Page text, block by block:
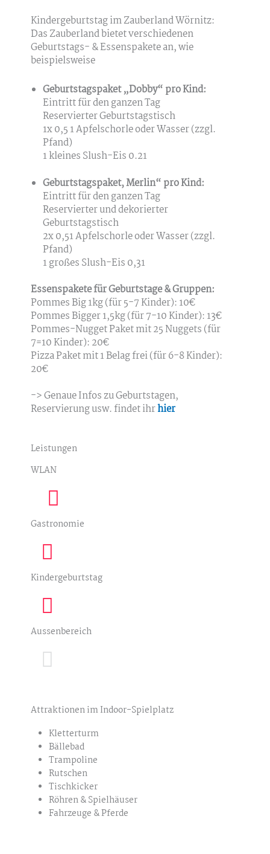
Kindergeburtstag im Zauberland Wörnitz:
Das Zauberland bietet verschiedenen
Geburtstags- & Essenspakete an, wie
beispielsweise
Geburtstagspaket „Dobby“ pro Kind:
Eintritt für den ganzen Tag
Reservierter Geburtstagstisch
1x 0,5 1 Apfelschorle oder Wasser (zzgl.
Pfand)
1 kleines Slush-Eis 0.21
Geburtstagspaket, Merlin“ pro Kind:
Eintritt für den ganzen Tag
Reservierter und dekorierter
Geburtstagstisch
2x 0,51 Apfelschorle oder Wasser (zzgl.
Pfand)
1 großes Slush-Eis 0,31
Essenspakete für Geburtstage & Gruppen:
Pommes Big 1kg (für 5-7 Kinder): 10€
Pommes Bigger 1,5kg (für 7-10 Kinder): 13€
Pommes-Nugget Paket mit 25 Nuggets (für
7=10 Kinder): 20€
Pizza Paket mit 1 Belag frei (für 6-8 Kinder):
20€
-> Genaue Infos zu Geburtstagen,
Reservierung usw. findet ihrhier
Leistungen
WLAN
Gastronomie
Kindergeburtstag
Aussenbereich
Attraktionen im Indoor-Spielplatz
Kletterturm
Bällebad
Trampoline
Rutschen
Tischkicker
Röhren & Spielhäuser
Fahrzeuge & Pferde